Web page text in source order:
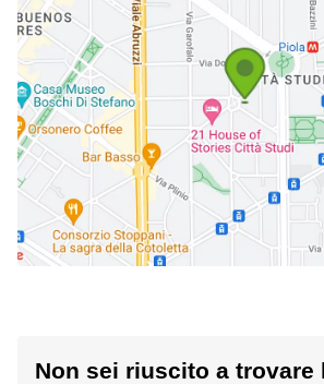
Non sei riuscito a trovare